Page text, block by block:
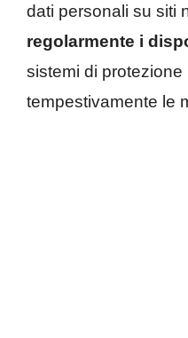
dati personali su siti
regolarmente i
sistemi di
tempestivamente le